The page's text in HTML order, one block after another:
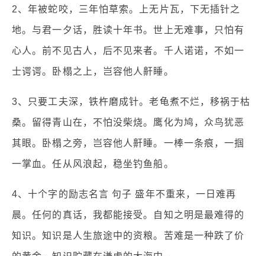
2、年被蛇咬，三年怕草索。上无片瓦，下无插针之
地。与君一夕话，胜读十年书。世上无难事，只怕有
心人。前不见古人，后不见来者。千人诺诺，不如一
士谔谔。卧榻之上，岂容他人鼾睡。
3、只要工夫深，铁杵磨成针。老龟煮不烂，移祸于枯
桑。留得青山在，不怕没柴烧。鹰化为鸠，众鸟犹恶
其眼。卧榻之旁，岂容他人鼾睡。一棒一条痕，一掴
一掌血。任从风浪起，稳坐钓鱼船。
4、十个字的励志名言 句子 盛年不重来，一日难再
晨。任何的真话，我都能接受。自知之明是最难得的
知识。知识是人生旅途中的资粮。苦难是一种跌了价